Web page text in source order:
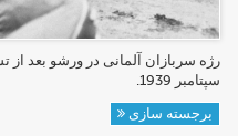
سپتامبر 1939.
برجسته سازی